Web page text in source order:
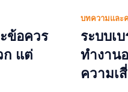
ข้อควร
ก แต่
บทความและ
ระบบเ
ทำงาน
ความเ